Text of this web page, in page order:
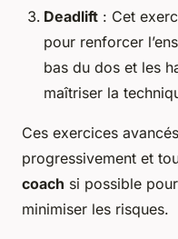
Deadlift : Cet
pour renforcer
bas du dos et les
maîtriser la
Ces exercices
progressivement et
coach si possible
minimiser les risques.